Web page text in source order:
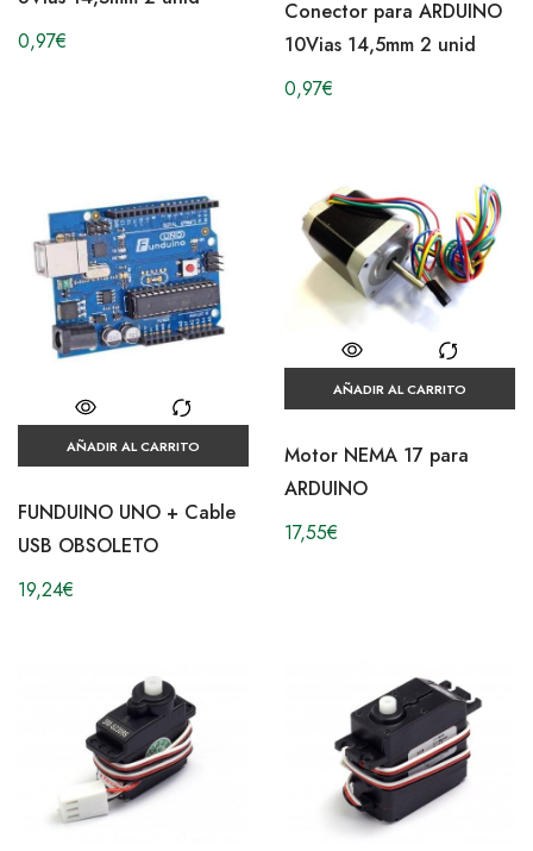
0,97€
Conector para ARDUINO
10Vias 14,5mm 2 unid
0,97€
AÑADIR AL CARRITO
FUNDUINO UNO + Cable
USB OBSOLETO
19,24€
AÑADIR AL CARRITO
Motor NEMA 17 para
ARDUINO
17,55€